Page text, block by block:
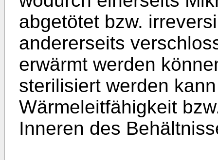
abgetötet bzw.
andererseits
erwärmt werden
sterilisiert werden
Wärmeleitfähigkeit
Inneren des